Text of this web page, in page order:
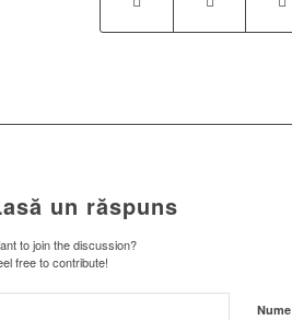
un răspuns
to join the discussion?
free to contribute!
Nume